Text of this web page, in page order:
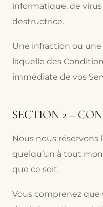
informatique, de
destructrice.
Une infraction ou
laquelle des
immédiate de vos
SECTION 2 –
Nous nous réservons
quelqu’un à tout
que ce soit.
Vous comprenez que